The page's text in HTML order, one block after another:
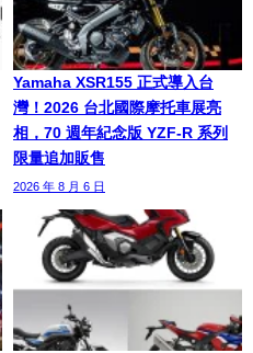
Yamaha XSR155 正式導入台
灣！2026 台北國際摩托車展亮
相，70 週年紀念版 YZF-R 系列
限量追加販售
2026 年 8 月 6 日